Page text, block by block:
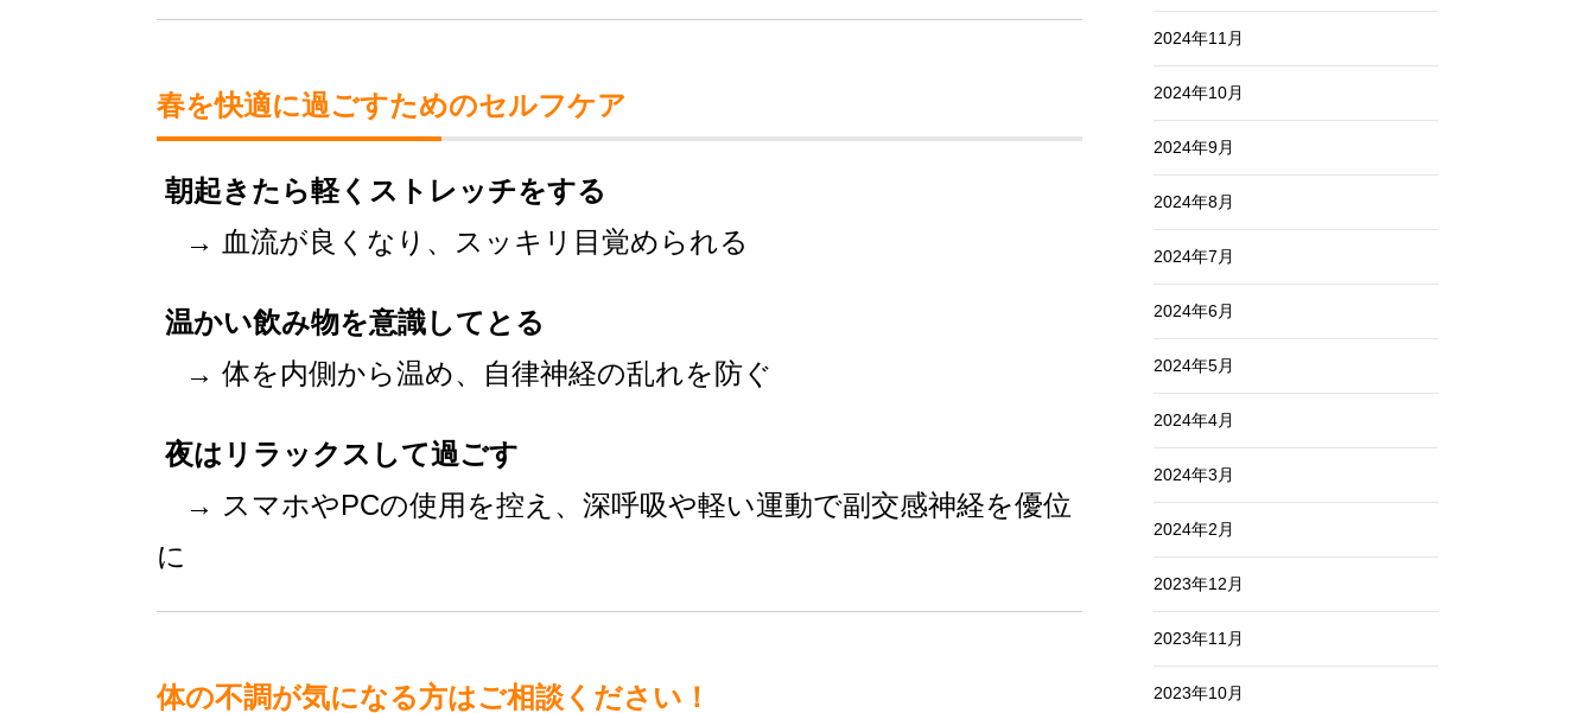
春を快適に過ごすためのセルフケア
朝起きたら軽くストレッチをする
→ 血流が良くなり、スッキリ目覚められる
温かい飲み物を意識してとる
→ 体を内側から温め、自律神経の乱れを防ぐ
夜はリラックスして過ごす
→ スマホやPCの使用を控え、深呼吸や軽い運動で副交感神経を優位
に
体の不調が気になる方はご相談ください！
2024年11月
2024年10月
2024年9月
2024年8月
2024年7月
2024年6月
2024年5月
2024年4月
2024年3月
2024年2月
2023年12月
2023年11月
2023年10月